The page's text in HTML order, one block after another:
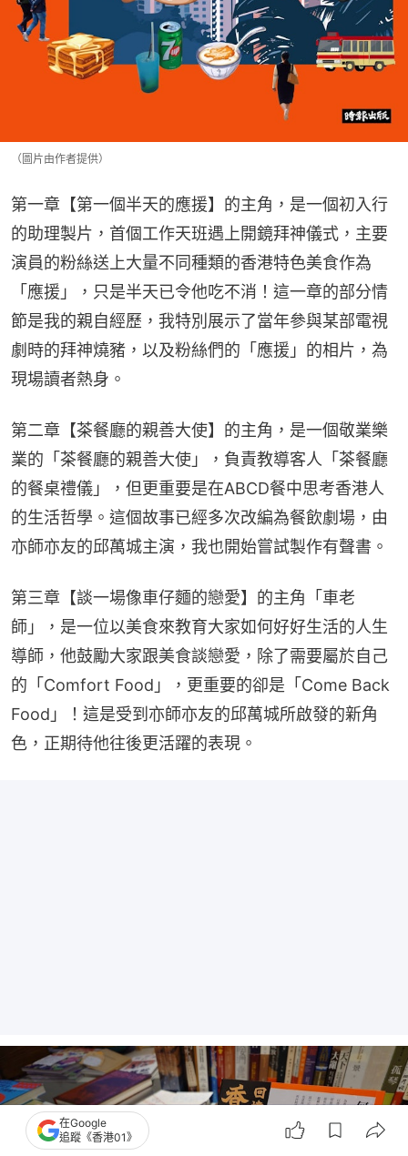
（圖片由作者提供）
第一章【第一個半天的應援】的主角，是一個初入行
的助理製片，首個工作天班遇上開鏡拜神儀式，主要
演員的粉絲送上大量不同種類的香港特色美食作為
「應援」，只是半天已令他吃不消！這一章的部分情
節是我的親自經歷，我特別展示了當年參與某部電視
劇時的拜神燒豬，以及粉絲們的「應援」的相片，為
現場讀者熱身。
第二章【茶餐廳的親善大使】的主角，是一個敬業樂
業的「茶餐廳的親善大使」，負責教導客人「茶餐廳
的餐桌禮儀」，但更重要是在ABCD餐中思考香港人
的生活哲學。這個故事已經多次改編為餐飲劇場，由
亦師亦友的邱萬城主演，我也開始嘗試製作有聲書。
第三章【談一場像車仔麵的戀愛】的主角「車老
師」，是一位以美食來教育大家如何好好生活的人生
導師，他鼓勵大家跟美食談戀愛，除了需要屬於自己
的「Comfort Food」，更重要的卻是「Come Back
Food」！這是受到亦師亦友的邱萬城所啟發的新角
色，正期待他往後更活躍的表現。
在Google
追蹤《香港01》